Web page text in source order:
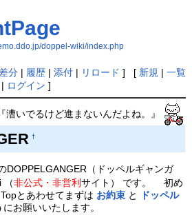
doppel-wiki/index.php
差分| 履歴| 添付| リロード ] [ 新規 | 一覧
ログイン ]
『漕いでるけど進まないんだよね。』
†
DOPPELGANGER（ドッペルギャンガ
（非公式・非営利サイト） です。 初め
とあわせてまずは お約束 と
ドッペル
にお願いいたします。